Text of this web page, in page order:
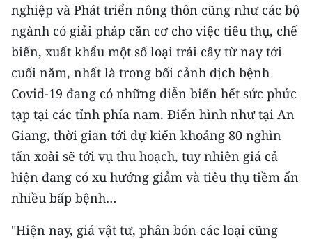
nghiệp và Phát triển nông thôn cũng như các bộ
ngành có giải pháp căn cơ cho việc tiêu thụ, chế
biến, xuất khẩu một số loại trái cây từ nay tới
cuối năm, nhất là trong bối cảnh dịch bệnh
Covid-19 đang có những diễn biến hết sức phức
tạp tại các tỉnh phía nam. Điển hình như tại An
Giang, thời gian tới dự kiến khoảng 80 nghìn
tấn xoài sẽ tới vụ thu hoạch, tuy nhiên giá cả
hiện đang có xu hướng giảm và tiêu thụ tiềm ẩn
nhiều bấp bệnh…
"Hiện nay, giá vật tư, phân bón các loại cũng